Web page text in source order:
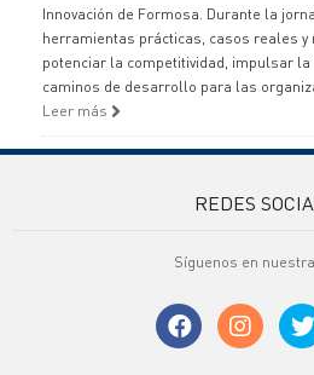
Innovación de Formosa. Durante la
herramientas prácticas, casos reales y
potenciar la competitividad, impulsar la
caminos de desarrollo para las
Leer más
REDES
Síguenos en